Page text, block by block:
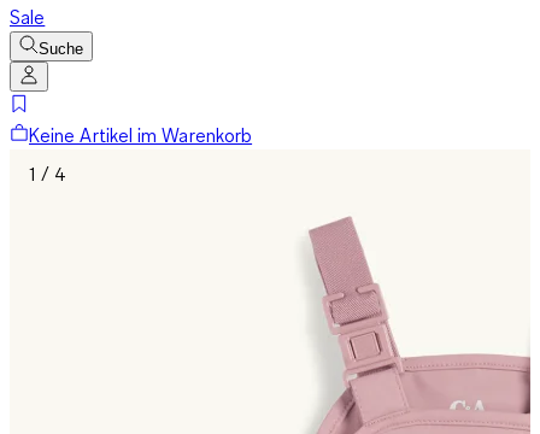
Sale
Suche
Keine Artikel im Warenkorb
1 / 4